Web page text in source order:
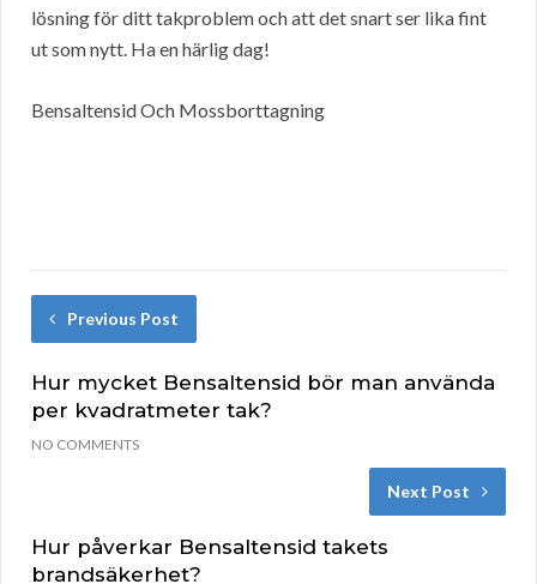
lösning för ditt takproblem och att det snart ser lika fint
ut som nytt. Ha en härlig dag!
Bensaltensid Och Mossborttagning
Previous Post
Hur mycket Bensaltensid bör man använda
per kvadratmeter tak?
NO COMMENTS
Next Post
Hur påverkar Bensaltensid takets
brandsäkerhet?